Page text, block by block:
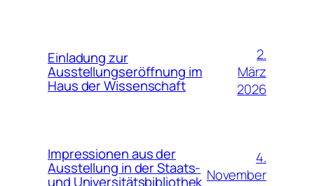
Einladung zur
Ausstellungseröffnung im
Haus der Wissenschaft
2.
März
2026
Impressionen aus der
Ausstellung in der Staats-
und Universitätsbibliothek
4.
November